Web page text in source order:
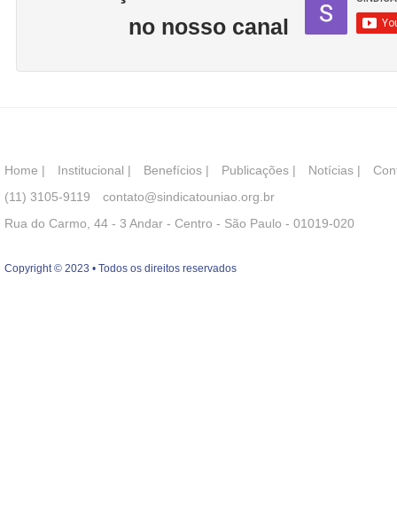
no nosso canal
Home | Institucional | Benefícios | Publicações | Notícias |
(11) 3105-9119
contato@sindicatouniao.org.br
Rua do Carmo, 44 - 3 Andar - Centro - São Paulo - 01019-020
Copyright © 2023 • Todos os direitos reservados